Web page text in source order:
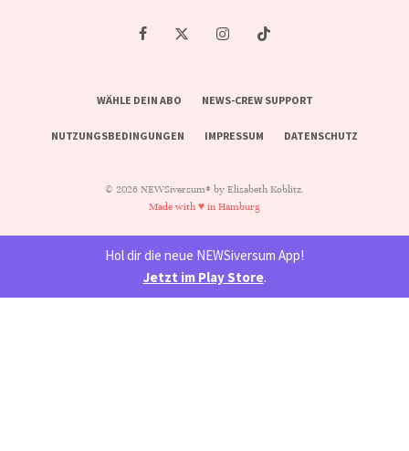
WÄHLE DEIN ABO NEWS-CREW SUPPORT
NUTZUNGSBEDINGUNGEN IMPRESSUM DATENSCHUTZ
© 2026 NEWSiversum® by Elisabeth Koblitz.
Made with ♥ in Hamburg
Hol dir die neue NEWSiversum App!
Jetzt im Play Store.